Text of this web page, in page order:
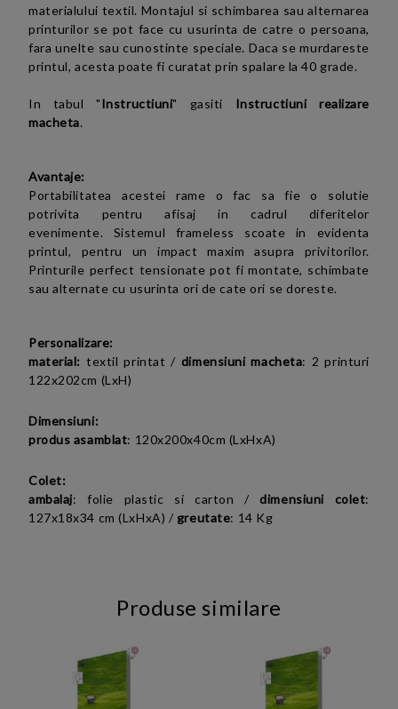
materialului textil. Montajul si schimbarea sau alternarea
printurilor se pot face cu usurinta de catre o persoana,
fara unelte sau cunostinte speciale. Daca se murdareste
printul, acesta poate fi curatat prin spalare la 40 grade.
In tabul "Instructiuni" gasiti Instructiuni realizare
macheta.
Avantaje:
Portabilitatea acestei rame o fac sa fie o solutie
potrivita pentru afisaj in cadrul diferitelor
evenimente. Sistemul frameless scoate in evidenta
printul, pentru un impact maxim asupra privitorilor.
Printurile perfect tensionate pot fi montate, schimbate
sau alternate cu usurinta ori de cate ori se doreste.
Personalizare:
material: textil printat / dimensiuni macheta: 2 printuri
122x202cm (LxH)
Dimensiuni:
produs asamblat: 120x200x40cm (LxHxA)
Colet:
ambalaj: folie plastic si carton /dimensiuni colet:
127x18x34 cm (LxHxA) / greutate: 14 Kg
Produse similare